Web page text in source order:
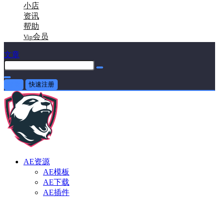
小店
资讯
帮助
Vip会员
文章
快速注册
AE资源
AE模板
AE下载
AE插件